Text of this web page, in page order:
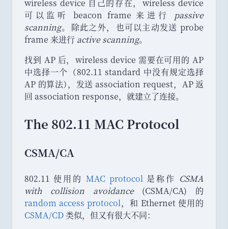
wireless device 自己的存在，
wireless device
可以监听 beacon frame 来进行 passive
scanning。 除此之外，
也可以主动发送 probe
frame 来进行 active scanning。
找到 AP 后，
wireless device 需要在可用的 AP
中选择一个 （802.11 standard 中没有规定选择
AP 的算法）， 发送 association request， AP 返
回 association response， 就建立了连接。
The 802.11 MAC Protocol
CSMA/CA
802.11 使用的MAC protocol是称作 CSMA
with collision avoidance(CSMA/CA) 的
random access protocol， 和 Ethernet 使用的
CSMA/CD类似， 但又有很大不同：